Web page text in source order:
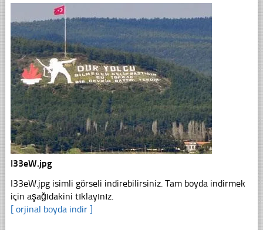
I33eW.jpg
I33eW.jpg isimli görseli indirebilirsiniz. Tam boyda indirmek
için aşağıdakini tıklayınız.
[ orjinal boyda indir ]